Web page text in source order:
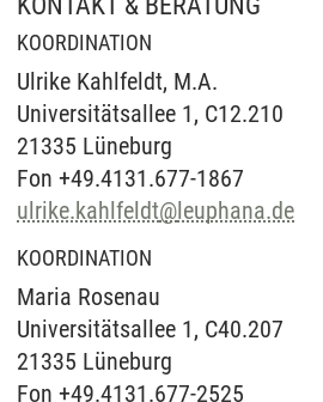
KOORDINATION
Ulrike Kahlfeldt, M.A.
Universitätsallee 1, C12.210
21335 Lüneburg
Fon +49.4131.677-1867
ulrike.kahlfeldt@leuphana.de
KOORDINATION
Maria Rosenau
Universitätsallee 1, C40.207
21335 Lüneburg
Fon +49.4131.677-2525